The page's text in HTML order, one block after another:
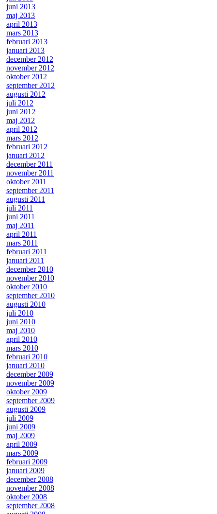
juni 2013
maj 2013
april 2013
mars 2013
februari 2013
januari 2013
december 2012
november 2012
oktober 2012
september 2012
augusti 2012
juli 2012
juni 2012
maj 2012
april 2012
mars 2012
februari 2012
januari 2012
december 2011
november 2011
oktober 2011
september 2011
augusti 2011
juli 2011
juni 2011
maj 2011
april 2011
mars 2011
februari 2011
januari 2011
december 2010
november 2010
oktober 2010
september 2010
augusti 2010
juli 2010
juni 2010
maj 2010
april 2010
mars 2010
februari 2010
januari 2010
december 2009
november 2009
oktober 2009
september 2009
augusti 2009
juli 2009
juni 2009
maj 2009
april 2009
mars 2009
februari 2009
januari 2009
december 2008
november 2008
oktober 2008
september 2008